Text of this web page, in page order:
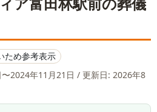
ため参考表示
2024年11月21日 / 更新日: 2026年8